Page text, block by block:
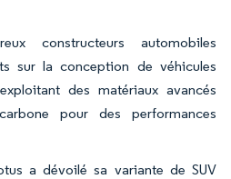
constructeurs automobiles
sur la conception de véhicules
des matériaux avancés
pour des performances
a dévoilé sa variante de SUV